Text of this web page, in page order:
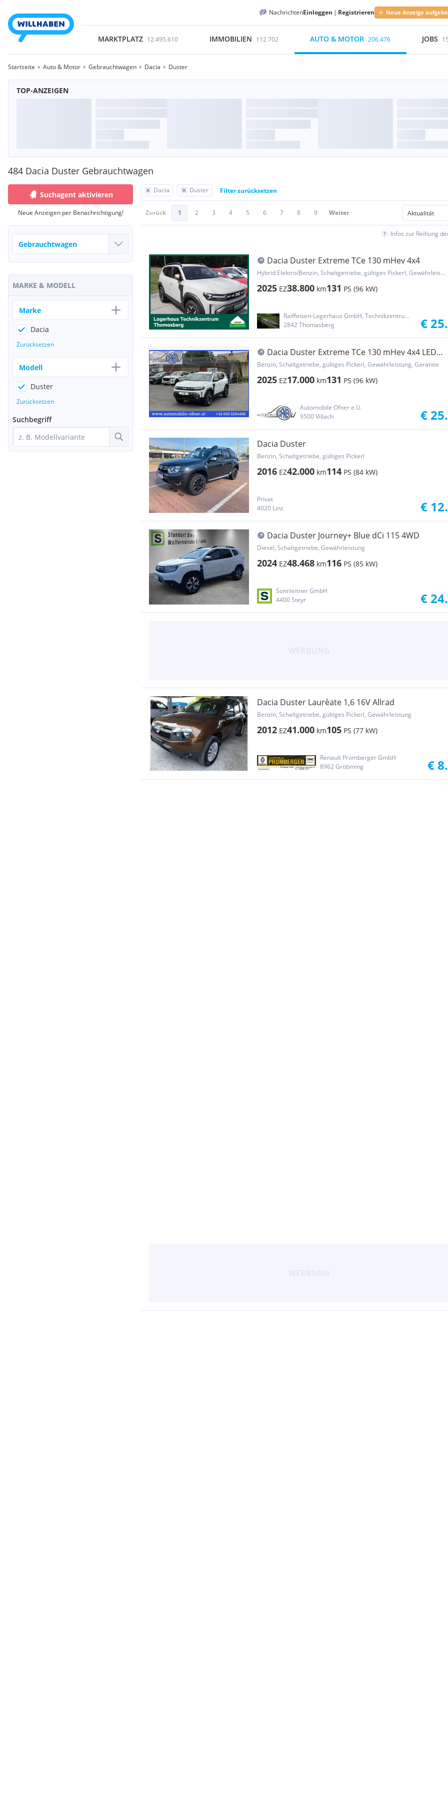
NachrichtenEinloggen | Registrieren Neue Anzeige
MARKTPLATZ 12.495.610 IMMOBILIEN 112.702 AUTO & MOTOR 206.476 JOBS
Startseite Auto & Motor Gebrauchtwagen Dacia Duster
TOP-ANZEIGEN
484 Dacia Duster Gebrauchtwagen
Dacia Duster Filter zurücksetzen
Zurück 1 2 3 4 5 6 7 8 9 Weiter
Infos zur Reihung
Dacia Duster Extreme TCe 130 mHev 4x4
Hybrid Elektro/Benzin, Schaltgetriebe, gültiges Pickerl, Gewährleistung
2025 EZ38.800 km131 PS (96 kW)
Raiffeisen-Lagerhaus GmbH, Technikzentrum Thomasberg
2842 Thomasberg
€
Dacia Duster Extreme TCe 130 mHev 4x4 LED
PDC 360°Mul...
Benzin, Schaltgetriebe, gültiges Pickerl, Gewährleistung, Garantie
2025 EZ17.000 km131 PS (96 kW)
Automobile Ofner e.U.
9500 Villach
€
Dacia Duster
Benzin, Schaltgetriebe, gültiges Pickerl
2016 EZ42.000 km114 PS (84 kW)
Privat
4020 Linz
€
Dacia Duster Journey+ Blue dCi 115 4WD
Diesel, Schaltgetriebe, Gewährleistung
2024 EZ48.468 km116 PS (85 kW)
Sonnleitner GmbH
4400 Steyr
€
Dacia Duster Laurèate 1,6 16V Allrad
Benzin, Schaltgetriebe, gültiges Pickerl, Gewährleistung
2012 EZ41.000 km105 PS (77 kW)
Renault Promberger GmbH
8962 Gröbming
€
Suchagent aktivieren
Neue Anzeigen per Benachrichtigung!
MARKE & MODELL
Marke
Dacia
Zurücksetzen
Modell
Duster
Zurücksetzen
Suchbegriff